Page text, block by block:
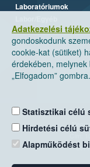
Adatkezelési
gondoskodunk
cookie-kat (sütiket)
érdekében,
„Elfogadom” gombra.
Statisztikai célú
Hirdetési célú
Alapműködést
Laboratóriumok